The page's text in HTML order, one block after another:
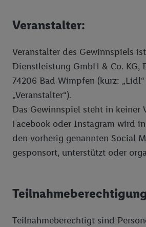
Veranstalter:
Veranstalter des Gewinnspiels
Dienstleistung GmbH & Co. KG,
74206 Bad Wimpfen (kurz:
„Veranstalter“).
Das Gewinnspiel steht in keiner
Facebook oder Instagram wird
den vorherig genannten Social
gesponsort, unterstützt oder
Teilnahmeberechtigt sind